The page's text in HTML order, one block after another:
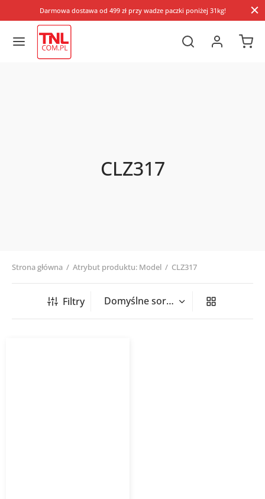
Darmowa dostawa od 499 zł przy wadze paczki poniżej 31kg!
CLZ317
Strona główna / Atrybut produktu: Model / CLZ317
Filtry